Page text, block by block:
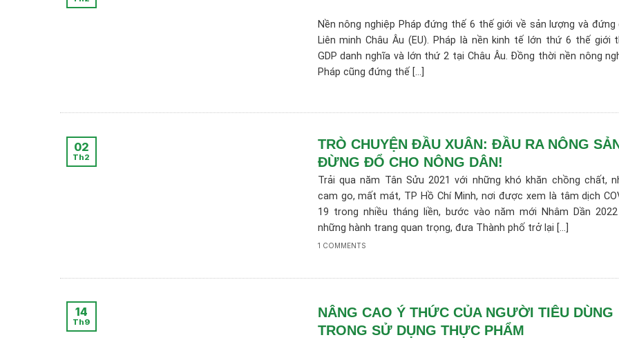
Nền nông nghiệp Pháp đứng thế 6 thế giới về sản lượng và đứng
Liên minh Châu Âu (EU). Pháp là nền kinh tế lớn thứ 6 thế giới
GDP danh nghĩa và lớn thứ 2 tại Châu Âu. Đồng thời nền nông
Pháp cũng đứng thế [...]
TRÒ CHUYỆN ĐẦU XUÂN: ĐẦU RA NÔNG
ĐỪNG ĐỔ CHO NÔNG DÂN!
Trải qua năm Tân Sửu 2021 với những khó khăn chồng chất,
cam go, mất mát, TP Hồ Chí Minh, nơi được xem là tâm dịch
19 trong nhiều tháng liền, bước vào năm mới Nhâm Dần
những hành trang quan trọng, đưa Thành phố trở lại [...]
1 COMMENTS
02
Th2
NÂNG CAO Ý THỨC CỦA NGƯỜI TIÊU DÙNG
TRONG SỬ DỤNG THỰC PHẨM
14
Th9